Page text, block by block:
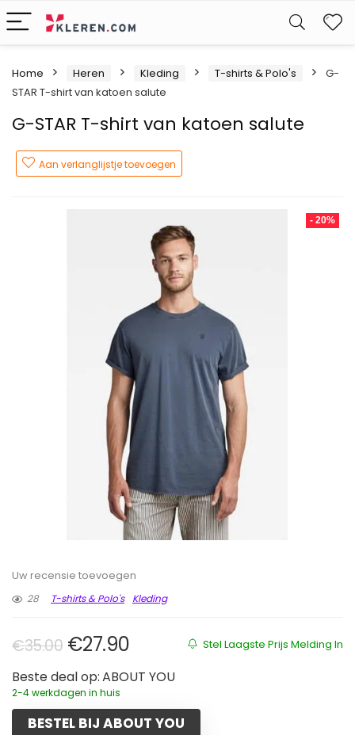
Home Heren Kleding T-shirts & Polo's
G-
STAR T-shirt van katoen salute
G-STAR T-shirt van katoen salute
Aan verlanglijstje toevoegen
- 20%
Uw recensie toevoegen
28
T-shirts & Polo's Kleding
Stel Laagste Prijs Melding In
€35.00 Oorspronkelijke prijs was:
€27.90Huidige prijs is: €27.90.
Beste deal op: ABOUT YOU
2-4 werkdagen in huis
BESTEL BIJ ABOUT YOU